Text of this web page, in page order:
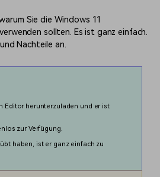
Sie die Windows 11
sollten. Es ist ganz einfach.
Nachteile an.
Editor herunterzuladen und er ist
zur Verfügung.
haben, ist er ganz einfach zu